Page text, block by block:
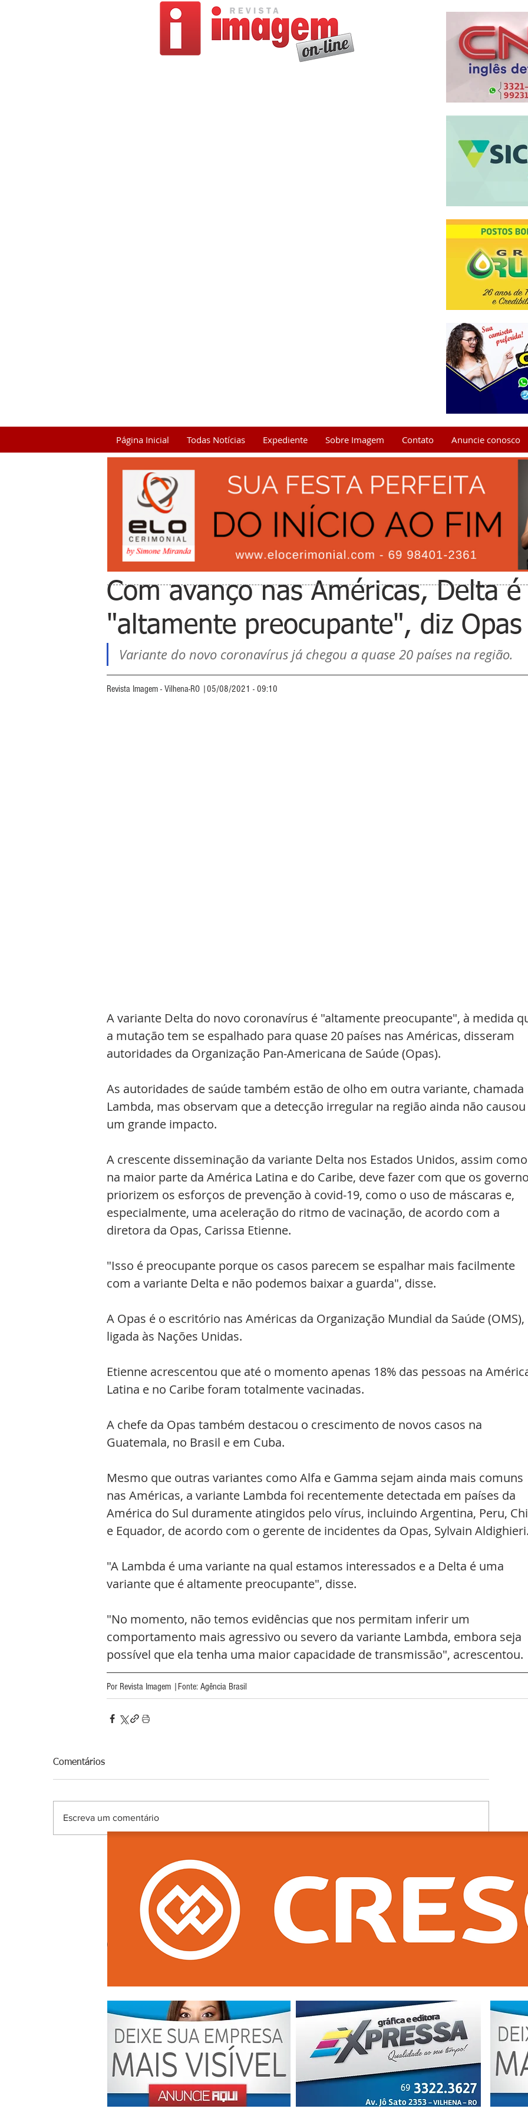
Página Inicial Todas Notícias Expediente Sobre Imagem Contato Anuncie conosco
Com avanço nas Américas, Delta é
"altamente preocupante", diz Opas
Variante do novo coronavírus já chegou a quase 20 países na região.
Revista Imagem - Vilhena-RO |05/08/2021 - 09:10
A variante Delta do novo coronavírus é "altamente preocupante", à medida
a mutação tem se espalhado para quase 20 países nas Américas, disseram
autoridades da Organização Pan-Americana de Saúde (Opas).
As autoridades de saúde também estão de olho em outra variante, chamada
Lambda, mas observam que a detecção irregular na região ainda não causou
um grande impacto.
A crescente disseminação da variante Delta nos Estados Unidos, assim
na maior parte da América Latina e do Caribe, deve fazer com que os
priorizem os esforços de prevenção à covid-19, como o uso de máscaras e,
especialmente, uma aceleração do ritmo de vacinação, de acordo com a
diretora da Opas, Carissa Etienne.
"Isso é preocupante porque os casos parecem se espalhar mais facilmente
com a variante Delta e não podemos baixar a guarda", disse.
A Opas é o escritório nas Américas da Organização Mundial da Saúde (OMS),
ligada às Nações Unidas.
Etienne acrescentou que até o momento apenas 18% das pessoas na
Latina e no Caribe foram totalmente vacinadas.
A chefe da Opas também destacou o crescimento de novos casos na
Guatemala, no Brasil e em Cuba.
Mesmo que outras variantes como Alfa e Gamma sejam ainda mais comuns
nas Américas, a variante Lambda foi recentemente detectada em países da
América do Sul duramente atingidos pelo vírus, incluindo Argentina, Peru,
e Equador, de acordo com o gerente de incidentes da Opas, Sylvain
"A Lambda é uma variante na qual estamos interessados e a Delta é uma
variante que é altamente preocupante", disse.
"No momento, não temos evidências que nos permitam inferir um
comportamento mais agressivo ou severo da variante Lambda, embora seja
possível que ela tenha uma maior capacidade de transmissão", acrescentou.
Por Revista Imagem |Fonte: Agência Brasil
Comentários
Escreva um comentário